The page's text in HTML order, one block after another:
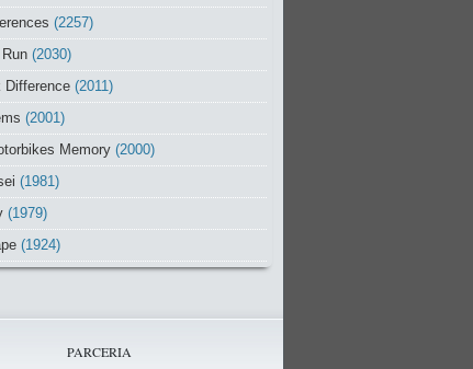
(2257)
(2030)
Difference (2011)
(2001)
Memory (2000)
(1981)
(1979)
(1924)
PARCERIA